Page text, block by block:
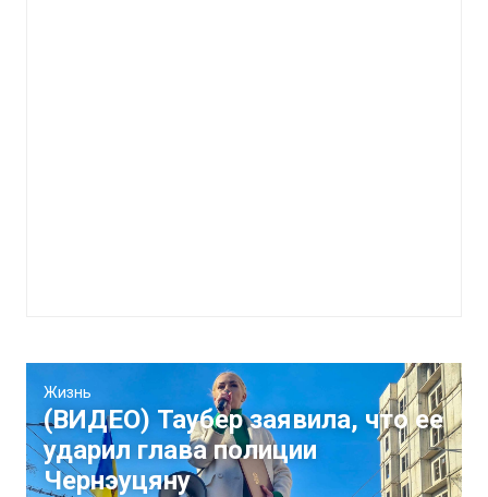
Жизнь
(ВИДЕО) Таубер заявила, что ее
ударил глава полиции
Чернэуцяну